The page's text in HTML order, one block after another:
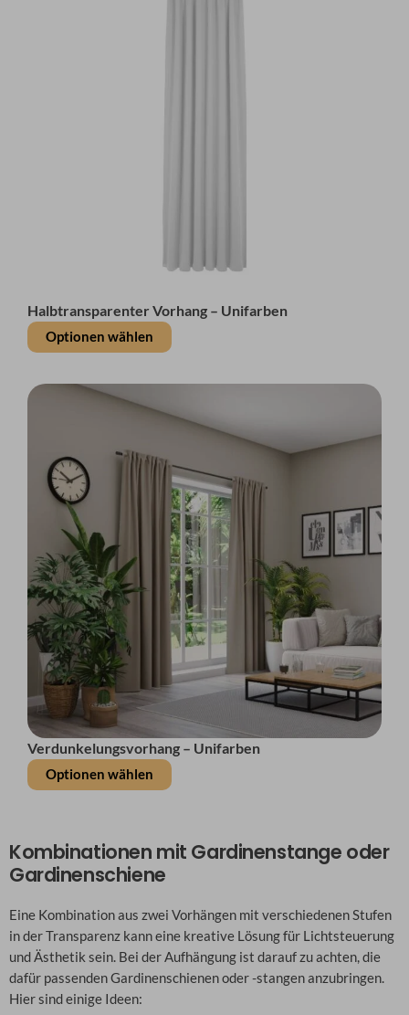
Halbtransparenter Vorhang – Unifarben
Optionen wählen
Verdunkelungsvorhang – Unifarben
Optionen wählen
Kombinationen mit Gardinenstange oder
Gardinenschiene
Eine Kombination aus zwei Vorhängen mit verschiedenen Stufen
in der Transparenz kann eine kreative Lösung für Lichtsteuerung
und Ästhetik sein. Bei der Aufhängung ist darauf zu achten, die
dafür passenden Gardinenschienen oder -stangen anzubringen.
Hier sind einige Ideen: